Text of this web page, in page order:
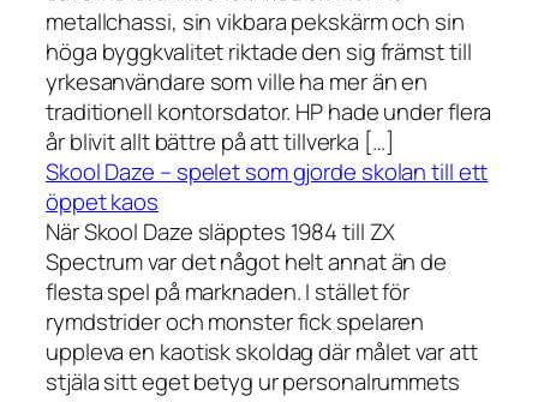
metallchassi, sin vikbara pekskärm och sin
höga byggkvalitet riktade den sig främst till
yrkesanvändare som ville ha mer än en
traditionell kontorsdator. HP hade under flera
år blivit allt bättre på att tillverka […]
Skool Daze – spelet som gjorde skolan till ett
öppet kaos
När Skool Daze släpptes 1984 till ZX
Spectrum var det något helt annat än de
flesta spel på marknaden. I stället för
rymdstrider och monster fick spelaren
uppleva en kaotisk skoldag där målet var att
stjäla sitt eget betyg ur personalrummets